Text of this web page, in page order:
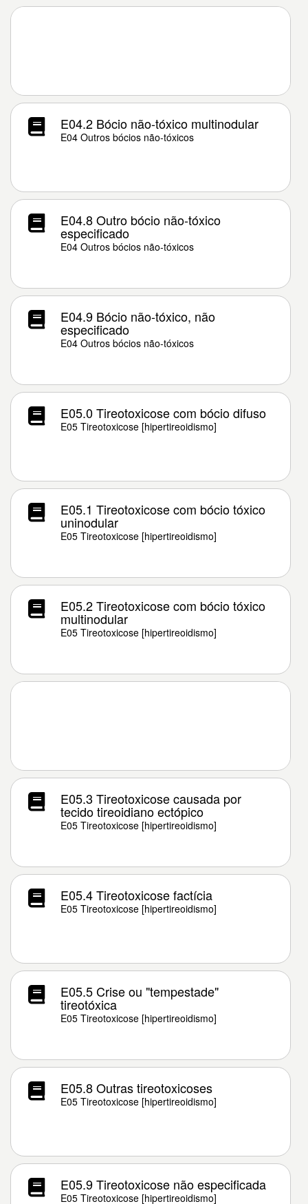
E04.2 Bócio não-tóxico multinodular
E04 Outros bócios não-tóxicos
E04.8 Outro bócio não-tóxico
especificado
E04 Outros bócios não-tóxicos
E04.9 Bócio não-tóxico, não
especificado
E04 Outros bócios não-tóxicos
E05.0 Tireotoxicose com bócio difuso
E05 Tireotoxicose [hipertireoidismo]
E05.1 Tireotoxicose com bócio tóxico
uninodular
E05 Tireotoxicose [hipertireoidismo]
E05.2 Tireotoxicose com bócio tóxico
multinodular
E05 Tireotoxicose [hipertireoidismo]
E05.3 Tireotoxicose causada por
tecido tireoidiano ectópico
E05 Tireotoxicose [hipertireoidismo]
E05.4 Tireotoxicose factícia
E05 Tireotoxicose [hipertireoidismo]
E05.5 Crise ou "tempestade"
tireotóxica
E05 Tireotoxicose [hipertireoidismo]
E05.8 Outras tireotoxicoses
E05 Tireotoxicose [hipertireoidismo]
E05.9 Tireotoxicose não especificada
E05 Tireotoxicose [hipertireoidismo]